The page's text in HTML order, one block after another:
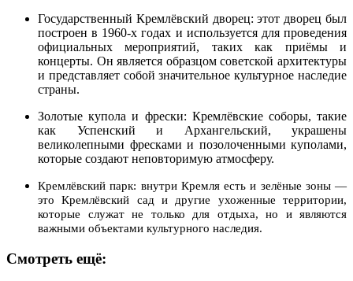
Государственный Кремлёвский дворец: этот дворец был
построен в 1960-х годах и используется для проведения
официальных мероприятий, таких как приёмы и
концерты. Он является образцом советской архитектуры
и представляет собой значительное культурное наследие
страны.
Золотые купола и фрески: Кремлёвские соборы, такие
как Успенский и Архангельский, украшены
великолепными фресками и позолоченными куполами,
которые создают неповторимую атмосферу.
Кремлёвский парк: внутри Кремля есть и зелёные зоны —
это Кремлёвский сад и другие ухоженные территории,
которые служат не только для отдыха, но и являются
важными объектами культурного наследия.
Смотреть ещё: